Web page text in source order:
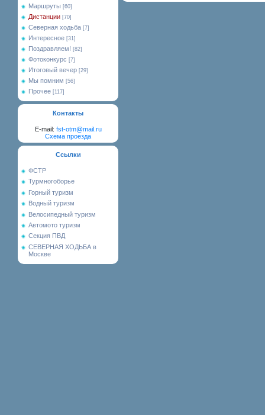
Маршруты [60]
Дистанции [70]
Северная ходьба [7]
Интересное [31]
Поздравляем! [82]
Фотоконкурс [7]
Итоговый вечер [29]
Мы помним [56]
Прочее [117]
Контакты
E-mail: fst-otm@mail.ru
Схема проезда
Ссылки
ФСТР
Турмногоборье
Горный туризм
Водный туризм
Велосипедный туризм
Автомото туризм
Секция ПВД
СЕВЕРНАЯ ХОДЬБА в
Москве